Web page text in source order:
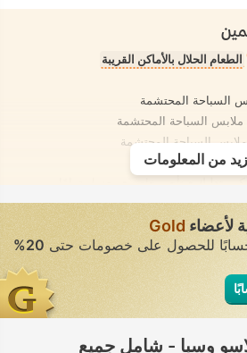
الطعام الحلال بالأماكن القريبة
السباحة المحتشمة
السباحة المحتشمة
السباحة المحتشمة
تمامًا
تدليك• تأجير خاص • معزول تمامًا
الغرف
من المعلومات
لأعضاء Gold
للحصول على خصومات حتى20%
وسبا - شامل جميع